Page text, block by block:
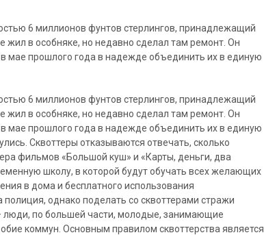
6 миллионов фунтов стерлингов, принадлежащий
в особняке, но недавно сделал там ремонт. Он
мае прошлого года в надежде объединить их в единую
6 миллионов фунтов стерлингов, принадлежащий
в особняке, но недавно сделал там ремонт. Он
мае прошлого года в надежде объединить их в единую
Сквоттеры отказываются отвечать, сколько
фильмов «Большой куш» и «Карты, деньги, два
школу, в которой будут обучать всех желающих
в дома и бесплатного использования
однако поделать со сквоттерами стражи
люди, по большей части, молодые, занимающие
коммун. Основным правилом сквоттерства является